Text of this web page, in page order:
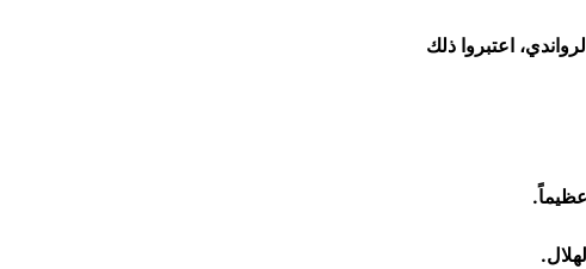
خاضها في الدوري الرواندي، اعتبروا ذلك